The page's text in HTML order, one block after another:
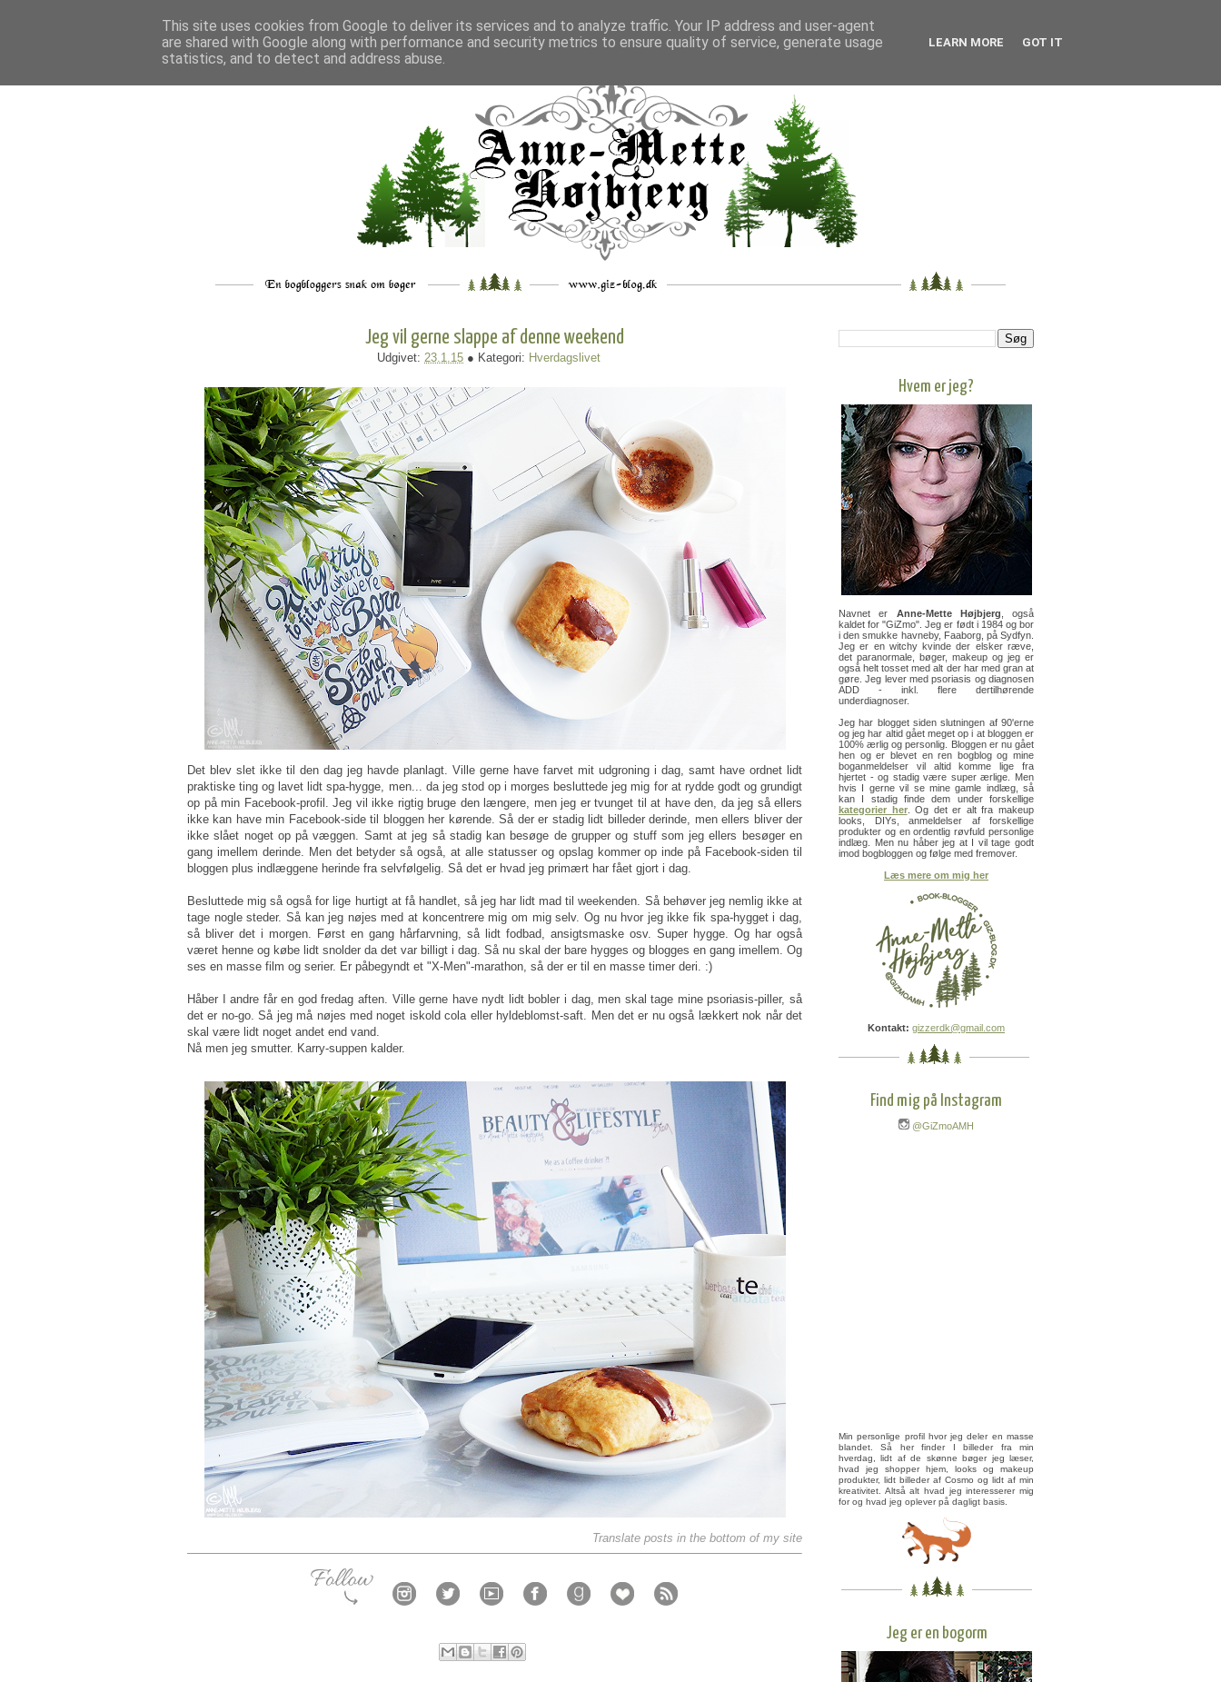
___ _. __ __ _ ___
Jeg vil gerne slappe af denne weekend
Udgivet: 23.1.15 ● Kategori: Hverdagslivet
Det blev slet ikke til den dag jeg havde planlagt. Ville gerne have farvet mit udgroning i dag, samt have ordnet lidt
praktiske ting og lavet lidt spa-hygge, men... da jeg stod op i morges besluttede jeg mig for at rydde godt og grundigt
op på min Facebook-profil. Jeg vil ikke rigtig bruge den længere, men jeg er tvunget til at have den, da jeg så ellers
ikke kan have min Facebook-side til bloggen her kørende. Så der er stadig lidt billeder derinde, men ellers bliver der
ikke slået noget op på væggen. Samt at jeg så stadig kan besøge de grupper og stuff som jeg ellers besøger en
gang imellem derinde. Men det betyder så også, at alle statusser og opslag kommer op inde på Facebook-siden til
bloggen plus indlæggene herinde fra selvfølgelig. Så det er hvad jeg primært har fået gjort i dag.
Besluttede mig så også for lige hurtigt at få handlet, så jeg har lidt mad til weekenden. Så behøver jeg nemlig ikke at
tage nogle steder. Så kan jeg nøjes med at koncentrere mig om mig selv. Og nu hvor jeg ikke fik spa-hygget i dag,
så bliver det i morgen. Først en gang hårfarvning, så lidt fodbad, ansigtsmaske osv. Super hygge. Og har også
været henne og købe lidt snolder da det var billigt i dag. Så nu skal der bare hygges og blogges en gang imellem. Og
ses en masse film og serier. Er påbegyndt et "X-Men"-marathon, så der er til en masse timer deri. :)
Håber I andre får en god fredag aften. Ville gerne have nydt lidt bobler i dag, men skal tage mine psoriasis-piller, så
det er no-go. Så jeg må nøjes med noget iskold cola eller hyldeblomst-saft. Men det er nu også lækkert nok når det
skal være lidt noget andet end vand.
Nå men jeg smutter. Karry-suppen kalder.
Translate posts in the bottom of my site
Hvem er jeg?
Navnet er Anne-Mette Højbjerg , også
kaldet for "GiZmo". Jeg er født i 1984 og bor
i den smukke havneby, Faaborg, på Sydfyn.
Jeg er en witchy kvinde der elsker ræve,
det paranormale, bøger, makeup og jeg er
også helt tosset med alt der har med gran at
gøre. Jeg lever med psoriasis og diagnosen
ADD - inkl. flere dertilhørende
underdiagnoser.
Jeg har blogget siden slutningen af 90'erne
og jeg har altid gået meget op i at bloggen er
100% ærlig og personlig. Bloggen er nu gået
hen og er blevet en ren bogblog og mine
boganmeldelser vil altid komme lige fra
hjertet - og stadig være super ærlige. Men
hvis I gerne vil se mine gamle indlæg, så
kan I stadig finde dem under forskellige
kategorier her. Og det er alt fra makeup
looks, DIYs, anmeldelser af forskellige
produkter og en ordentlig røvfuld personlige
indlæg. Men nu håber jeg at I vil tage godt
imod bogbloggen og følge med fremover.
Læs mere om mig her
Kontakt: gizzerdk@gmail.com
Find mig på Instagram
@GiZmoAMH
Min personlige profil hvor jeg deler en masse
blandet. Så her finder I billeder fra min
hverdag, lidt af de skønne bøger jeg læser,
hvad jeg shopper hjem, looks og makeup
produkter, lidt billeder af Cosmo og lidt af min
kreativitet. Altså alt hvad jeg interesserer mig
for og hvad jeg oplever på dagligt basis.
Jeg er en bogorm
This site uses cookies from Google to deliver its services and to analyze traffic. Your IP address and user-agent
are shared with Google along with performance and security metrics to ensure quality of service, generate usage
statistics, and to detect and address abuse.
LEARN MORE GOT IT